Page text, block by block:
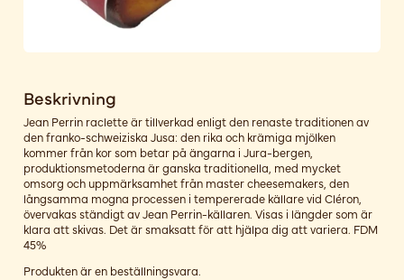
Beskrivning
Jean Perrin raclette är tillverkad enligt den renaste traditionen av
den franko-schweiziska Jusa: den rika och krämiga mjölken
kommer från kor som betar på ängarna i Jura-bergen,
produktionsmetoderna är ganska traditionella, med mycket
omsorg och uppmärksamhet från master cheesemakers, den
långsamma mogna processen i tempererade källare vid Cléron,
övervakas ständigt av Jean Perrin-källaren. Visas i längder som är
klara att skivas. Det är smaksatt för att hjälpa dig att variera. FDM
45%
Produkten är en beställningsvara.